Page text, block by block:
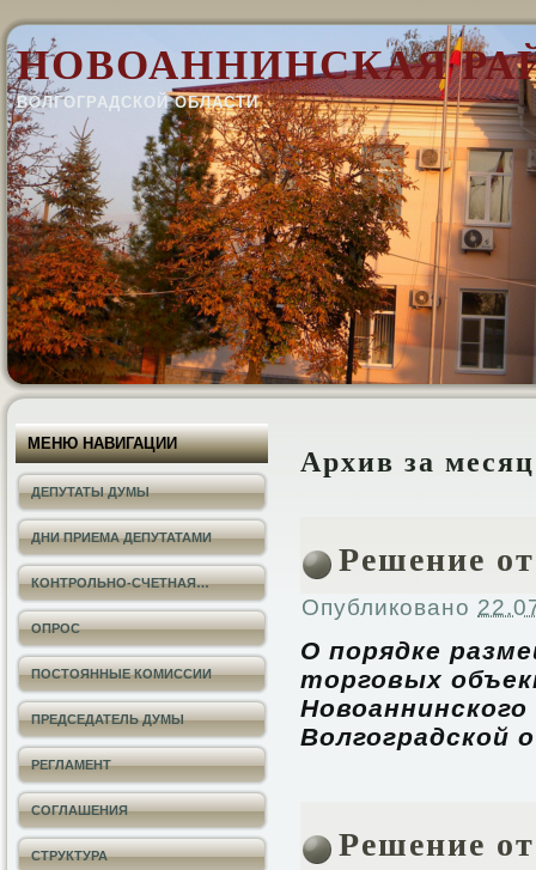
НОВОАННИНСКАЯ
ВОЛГОГРАДСКОЙ ОБЛАСТИ
МЕНЮ НАВИГАЦИИ
ДЕПУТАТЫ ДУМЫ
ДНИ ПРИЕМА ДЕПУТАТАМИ
КОНТРОЛЬНО-СЧЕТНАЯ…
ОПРОС
ПОСТОЯННЫЕ КОМИССИИ
ПРЕДСЕДАТЕЛЬ ДУМЫ
РЕГЛАМЕНТ
СОГЛАШЕНИЯ
СТРУКТУРА
Архив за
Решение
Опубликовано
О порядке
торговых
Волгоградской
Решение